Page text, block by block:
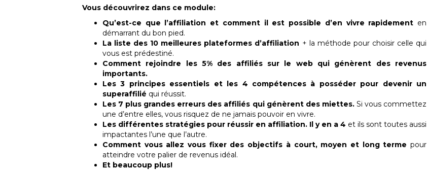
Vous découvrirez dans ce module:
Qu’est-ce que l’affiliation et comment il est possible d’en vivre rapidement en
démarrant du bon pied.
La liste des 10 meilleures plateformes d’affiliation + la méthode pour choisir celle qui
vous est prédestiné.
Comment rejoindre les 5% des affiliés sur le web qui génèrent des revenus
importants.
Les 3 principes essentiels et les 4 compétences à posséder pour devenir un
superaffilié qui réussit.
Les 7 plus grandes erreurs des affiliés qui génèrent des miettes.Si vous commettez
une d’entre elles, vous risquez de ne jamais pouvoir en vivre.
Les différentes stratégies pour réussir en affiliation. Il y en a 4 et ils sont toutes aussi
impactantes l’une que l’autre.
Comment vous allez vous fixer des objectifs à court, moyen et long terme pour
atteindre votre palier de revenus idéal.
Et beaucoup plus!